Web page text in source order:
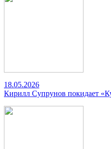
18.05.2026
Кирилл Супрунов покидает